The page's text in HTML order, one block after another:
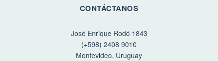
CONTÁCTANOS
José Enrique Rodó 1843
(+598) 2408 9010
Montevideo, Uruguay